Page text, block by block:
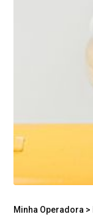
Minha Operadora >